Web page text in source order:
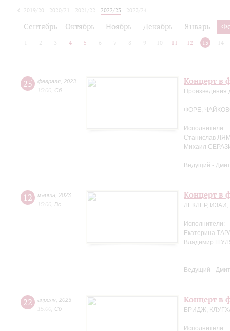
2019/20 2020/21 2021/22 2022/23
2023/24
Сентябрь Октябрь Ноябрь Декабрь Январь
2 3 4 5 6 7 8 9 10 11 12 13 14
25 февраля 2023
15:00 Сб
Концерт в
Произведения
ФОРЕ,
Исполнители:
Станислав
Михаил
Ведущий -
12 марта
2023
15:00 Вс
Концерт в
ЛЕКЛЕР,
Исполнители:
Екатерина
Владимир
Ведущий -
22 апреля 2023
15:00 Сб
Концерт в
БРИДЖ,
Исполнители: